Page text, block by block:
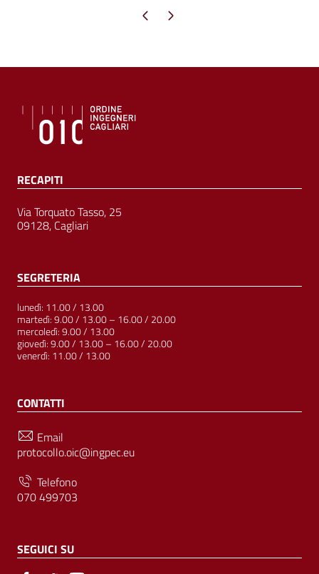
Pagina precedente
Pagina successiva
RECAPITI
Via Torquato Tasso, 25
09128, Cagliari
SEGRETERIA
lunedì: 11.00 / 13.00
martedì: 9.00 / 13.00 – 16.00 / 20.00
mercoledì: 9.00 / 13.00
giovedì: 9.00 / 13.00 – 16.00 / 20.00
venerdì: 11.00 / 13.00
CONTATTI
Email
protocollo.oic@ingpec.eu
Telefono
070 499703
SEGUICI SU